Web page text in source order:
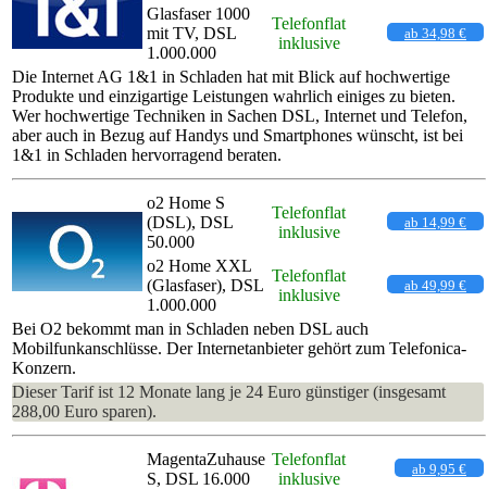
Glasfaser 1000
mit TV, DSL
1.000.000
Telefonflat
inklusive
ab 34,98 €
Die Internet AG 1&1 in Schladen hat mit Blick auf hochwertige
Produkte und einzigartige Leistungen wahrlich einiges zu bieten.
Wer hochwertige Techniken in Sachen DSL, Internet und Telefon,
aber auch in Bezug auf Handys und Smartphones wünscht, ist bei
1&1 in Schladen hervorragend beraten.
o2 Home S
(DSL), DSL
50.000
Telefonflat
inklusive
ab 14,99 €
o2 Home XXL
(Glasfaser), DSL
1.000.000
Telefonflat
inklusive
ab 49,99 €
Bei O2 bekommt man in Schladen neben DSL auch
Mobilfunkanschlüsse. Der Internetanbieter gehört zum Telefonica-
Konzern.
Dieser Tarif ist 12 Monate lang je 24 Euro günstiger (insgesamt
288,00 Euro sparen).
MagentaZuhause
S, DSL 16.000
Telefonflat
inklusive
ab 9,95 €